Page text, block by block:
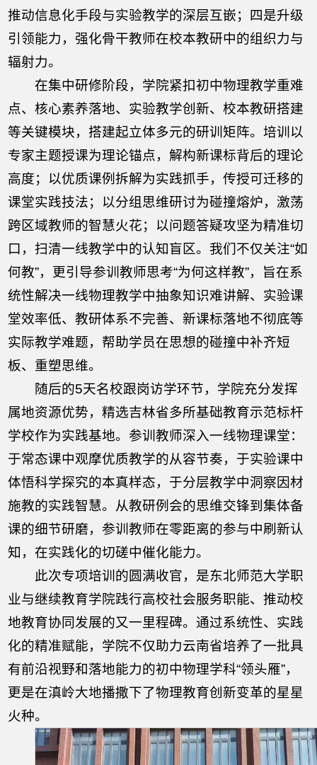
推动信息化手段与实验教学的深层互嵌；四是升级
引领能力，强化骨干教师在校本教研中的组织力与
辐射力。
在集中研修阶段，学院紧扣初中物理教学重难
点、核心素养落地、实验教学创新、校本教研搭建
等关键模块，搭建起立体多元的研训矩阵。培训以
专家主题授课为理论锚点，解构新课标背后的理论
高度；以优质课例拆解为实践抓手，传授可迁移的
课堂实践技法；以分组思维研讨为碰撞熔炉，激荡
跨区域教师的智慧火花；以问题答疑攻坚为精准切
口，扫清一线教学中的认知盲区。我们不仅关注“如
何教”，更引导参训教师思考“为何这样教”，旨在系
统性解决一线物理教学中抽象知识难讲解、实验课
堂效率低、教研体系不完善、新课标落地不彻底等
实际教学难题，帮助学员在思想的碰撞中补齐短
板、重塑思维。
随后的5天名校跟岗访学环节，学院充分发挥
属地资源优势，精选吉林省多所基础教育示范标杆
学校作为实践基地。参训教师深入一线物理课堂：
于常态课中观摩优质教学的从容节奏，于实验课中
体悟科学探究的本真样态，于分层教学中洞察因材
施教的实践智慧。从教研例会的思维交锋到集体备
课的细节研磨，参训教师在零距离的参与中刷新认
知，在实践化的切磋中催化能力。
此次专项培训的圆满收官，是东北师范大学职
业与继续教育学院践行高校社会服务职能、推动校
地教育协同发展的又一里程碑。通过系统性、实践
化的精准赋能，学院不仅助力云南省培养了一批具
有前沿视野和落地能力的初中物理学科“领头雁”，
更是在滇岭大地播撒下了物理教育创新变革的星星
火种。